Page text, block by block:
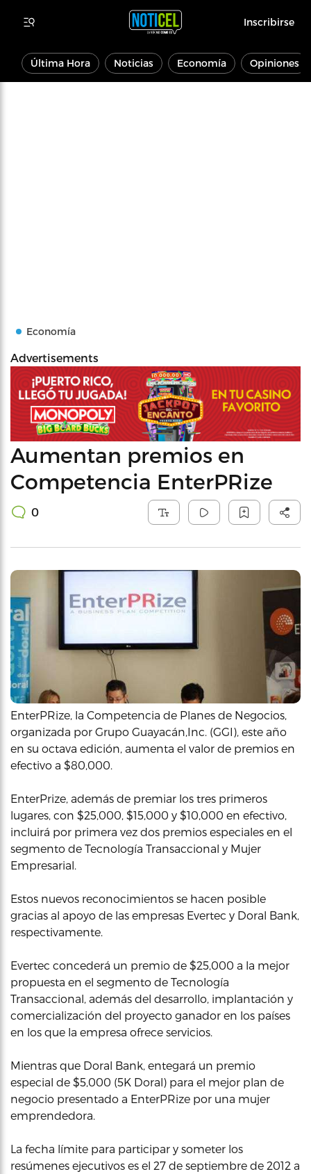
Inscribirse
Última Hora Noticias Economía Opiniones
Economía
Advertisements
Aumentan premios en
Competencia EnterPRize
0
EnterPRize, la Competencia de Planes de Negocios,
organizada por Grupo Guayacán,Inc. (GGI), este año
en su octava edición, aumenta el valor de premios en
efectivo a $80,000.
EnterPrize, además de premiar los tres primeros
lugares, con $25,000, $15,000 y $10,000 en efectivo,
incluirá por primera vez dos premios especiales en el
segmento de Tecnología Transaccional y Mujer
Empresarial.
Estos nuevos reconocimientos se hacen posible
gracias al apoyo de las empresas Evertec y Doral Bank,
respectivamente.
Evertec concederá un premio de $25,000 a la mejor
propuesta en el segmento de Tecnología
Transaccional, además del desarrollo, implantación y
comercialización del proyecto ganador en los países
en los que la empresa ofrece servicios.
Mientras que Doral Bank, entegará un premio
especial de $5,000 (5K Doral) para el mejor plan de
negocio presentado a EnterPRize por una mujer
emprendedora.
La fecha límite para participar y someter los
resúmenes ejecutivos es el 27 de septiembre de 2012 a